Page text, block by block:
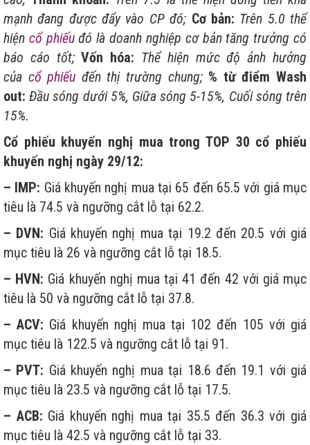
mạnh đang được đẩy vào CP đó; Cơ bản: Trên 5.0 thể
hiện cổ phiếuđó là doanh nghiệp cơ bản tăng trưởng có
báo cáo tốt;Vốn hóa: Thể hiện mức độ ảnh hưởng
của cổ phiếu đến thị trường chung; % từ điểm Wash
out: Đầu sóng dưới 5%, Giữa sóng 5-15%, Cuối sóng trên
15%.
Cổ phiếu khuyến nghị mua trong TOP 30 cổ phiếu
khuyến nghị ngày 29/12:
– IMP: Giá khuyến nghị mua tại 65 đến 65.5 với giá mục
tiêu là 74.5 và ngưỡng cắt lỗ tại 62.2.
– DVN: Giá khuyến nghị mua tại 19.2 đến 20.5 với giá
mục tiêu là 26 và ngưỡng cắt lỗ tại 18.5.
– HVN: Giá khuyến nghị mua tại 41 đến 42 với giá mục
tiêu là 50 và ngưỡng cắt lỗ tại 37.8.
– ACV: Giá khuyến nghị mua tại 102 đến 105 với giá
mục tiêu là 122.5 và ngưỡng cắt lỗ tại 91.
– PVT: Giá khuyến nghị mua tại 18.6 đến 19.1 với giá
mục tiêu là 23.5 và ngưỡng cắt lỗ tại 17.5.
– ACB: Giá khuyến nghị mua tại 35.5 đến 36.3 với giá
mục tiêu là 42.5 và ngưỡng cắt lỗ tại 33.